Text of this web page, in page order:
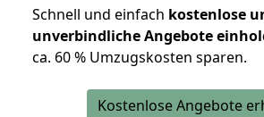
Schnell und einfach kostenlose
unverbindliche Angebote
ca. 60 % Umzugskosten sparen.
Kostenlose Angebote